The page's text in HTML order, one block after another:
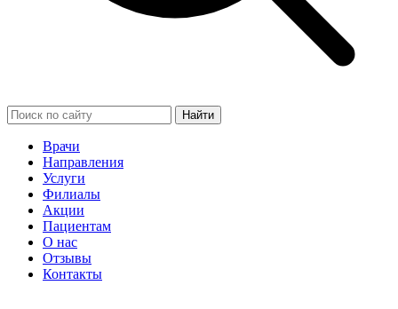
Найти
Врачи
Направления
Услуги
Филиалы
Акции
Пациентам
О нас
Отзывы
Контакты